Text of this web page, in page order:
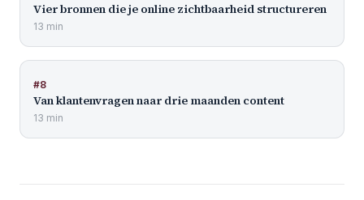
Vier bronnen die je online zichtbaarheid structureren
13 min
#8
Van klantenvragen naar drie maanden content
13 min